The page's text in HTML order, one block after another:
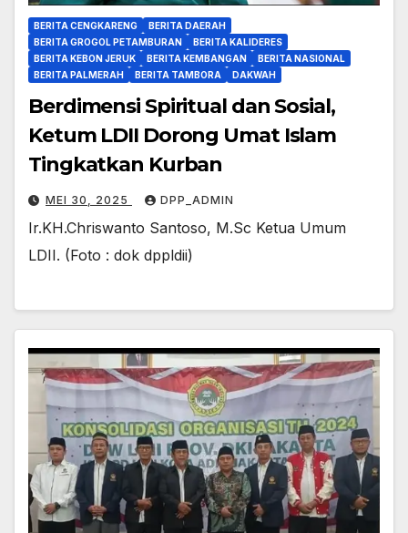
BERITA CENGKARENG
BERITA DAERAH
BERITA GROGOL PETAMBURAN
BERITA KALIDERES
BERITA KEBON JERUK
BERITA KEMBANGAN
BERITA NASIONAL
BERITA PALMERAH
BERITA TAMBORA DAKWAH
Berdimensi Spiritual dan Sosial,
Ketum LDII Dorong Umat Islam
Tingkatkan Kurban
MEI 30, 2025 DPP_ADMIN
Ir.KH.Chriswanto Santoso, M.Sc Ketua Umum
LDII. (Foto : dok dppldii)